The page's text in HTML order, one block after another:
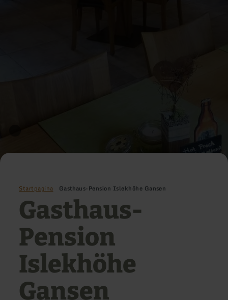
Startpagina Gasthaus-Pension Islekhöhe Gansen
Gasthaus-
Pension
Islekhöhe
Gansen